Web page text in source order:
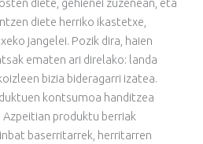
diete, gehienei zuzenean, eta
diete herriko ikastetxe,
jangelei. Pozik dira, haien
ematen ari direlako: landa
bizia bideragarri izatea.
kontsumoa handitzea
produktu berriak
baserritarrek, herritarren